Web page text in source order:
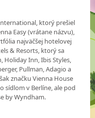
ktorý prešiel
Easy (vrátane názvu),
najväčšej hotelovej
& Resorts, ktorý sa
Holiday Inn, Ibis Styles,
Pullman, Adagio a
značku Vienna House
sídlom v Berlíne, ale pod
by Wyndham.